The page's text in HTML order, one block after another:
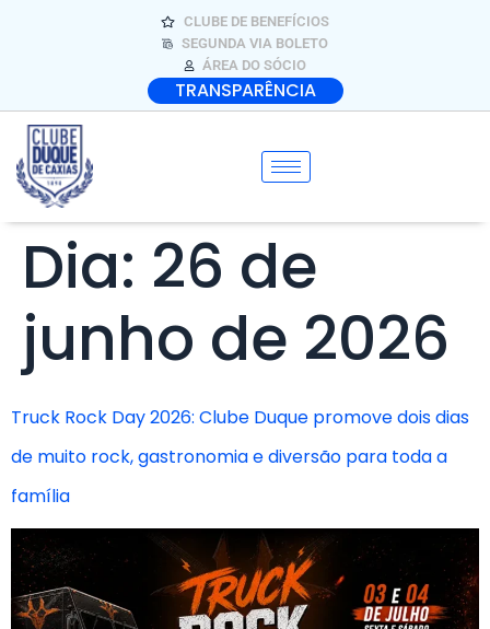
CLUBE DE BENEFÍCIOS
SEGUNDA VIA BOLETO
ÁREA DO SÓCIO
TRANSPARÊNCIA
Dia: 26 de
junho de 2026
Truck Rock Day 2026: Clube Duque promove dois dias
de muito rock, gastronomia e diversão para toda a
família